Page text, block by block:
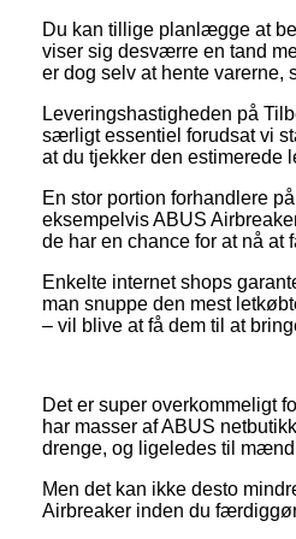
Du kan tillige planlægge at
viser sig desværre en tand
er dog selv at hente varerne,
Leveringshastigheden på
særligt essentiel forudsat vi
at du tjekker den estimerede
En stor portion forhandlere
eksempelvis ABUS
de har en chance for at nå at
Enkelte internet shops
man snuppe den mest
– vil blive at få dem til at
Det er super overkommeligt
har masser af ABUS
drenge, og ligeledes til
Men det kan ikke desto
Airbreaker inden du